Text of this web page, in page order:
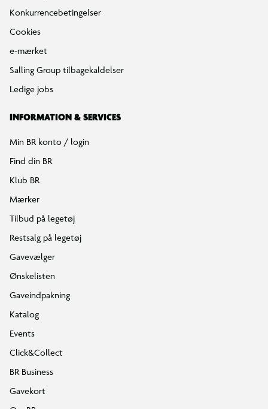
Konkurrencebetingelser
Cookies
e-mærket
Salling Group tilbagekaldelser
Ledige jobs
INFORMATION & SERVICES
Min BR konto / login
Find din BR
Klub BR
Mærker
Tilbud på legetøj
Restsalg på legetøj
Gavevælger
Ønskelisten
Gaveindpakning
Katalog
Events
Click&Collect
BR Business
Gavekort